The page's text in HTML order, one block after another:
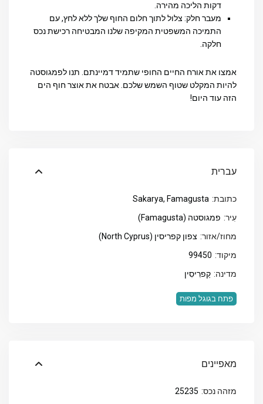
דקות הליכה מהירה.
מעבר חלק: צלול לתוך חלום החוף שלך ללא לחץ, עם
התמיכה המשפטית המקיפה שלנו המבטיחה רכישת נכס
חלקה.
אמצו את אורח החיים החופי שתמיד דמיינתם. תנו לפמגוסטה
להיות המקלט שטוף השמש שלכם. אבטח את אוצר חוף הים
הזה עוד היום!
עברית
כתובת: Sakarya, Famagusta
עִיר: פמגוסטה (Famagusta)
מחוז/אזור: צפון קפריסין (North Cyprus)
מיקוד: 99450
מדינה: קַפרִיסִין
פתח בגוגל מפות
מאפיינים
מזהה נכס: 25235